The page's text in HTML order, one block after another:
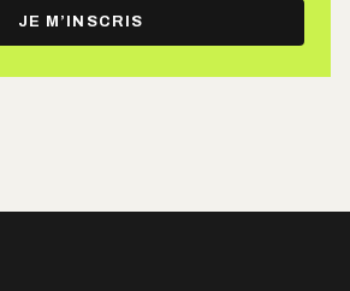
JE M’INSCRIS